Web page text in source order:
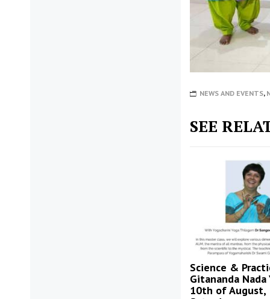
NEWS AND EVENTS,
SEE
Science &
Gitananda Nada
10th of August,